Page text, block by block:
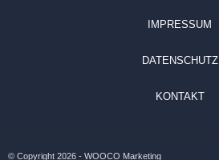
IMPRESSUM
DATENSCHUTZ
KONTAKT
© Copyright 2026 - WOOCO Marketing